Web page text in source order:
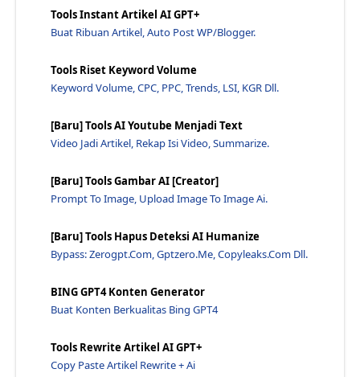
Kesalahan Yang Sering Dilakukan Oleh Author Blog U...
12 Cara Optimasi Seo On Page Terbaik - Jawaraspeed
Seo Dan Google Bisnisku: Mengoptimalkan Untuk Bisn...
Jumat Hitam 2024 - Jawaraspeed
Cara Mudah Membuat Konten Berkualitas Tinggi Untuk...
5 Kriteria Nama Domain Yang Disukai Google - Jawar...
Unduh Perangkat Lunak Microsoft Excel - Jawaraspeed
7 Cara Menghasilkan Backlink Berkualitas - Jawaras...
3 Cara Menghapus Diagram Sejarah Google Maps Di An...
Teknik Seo On Page Youtube - Jawaraspeed
Tools Instant Artikel AI GPT+
Buat Ribuan Artikel, Auto Post WP/Blogger.
Tools Riset Keyword Volume
Keyword Volume, CPC, PPC, Trends, LSI, KGR Dll.
[Baru] Tools AI Youtube Menjadi Text
Video Jadi Artikel, Rekap Isi Video, Summarize.
[Baru] Tools Gambar AI [Creator]
Prompt To Image, Upload Image To Image Ai.
[Baru] Tools Hapus Deteksi AI Humanize
Bypass: Zerogpt.com, Gptzero.me, Copyleaks.com Dll.
BING GPT4 Konten Generator
Buat Konten Berkualitas Bing GPT4
Tools Rewrite Artikel AI GPT+
Copy Paste Artikel Rewrite + Ai